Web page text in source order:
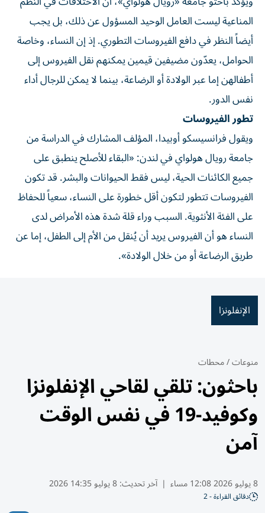
المناعية ليست العامل الوحيد المسؤول عن ذلك، بل يجب
أيضاً النظر في دافع الفيروسات التطوري. إذ إن النساء، وخاصة
الحوامل، يعدّون مضيفين قيمين يمكنهم نقل الفيروس إلى
أطفالهن إما عبر الولادة أو الرضاعة، بينما لا يمكن للرجال أداء
نفس الدور.
تطور الفيروسات
ويقول فرانسيسكو أوبيدا، المؤلف المشارك في الدراسة من
جامعة رويال هولواي في لندن: «البقاء للأصلح ينطبق على
جميع الكائنات الحية، ليس فقط الحيوانات والبشر. قد تكون
الفيروسات تتطور لتكون أقل خطورة على النساء، سعياً للحفاظ
على الفئة الأنثوية. السبب وراء قلة شدة هذه الأمراض لدى
النساء هو أن الفيروس يريد أن يُنقل من الأم إلى الطفل، إما عن
طريق الرضاعة أو من خلال الولادة».
الإنفلونزا
منوعات/محطات
باحثون: تلقي لقاحي الإنفلونزا
وكوفيد-19 في نفس الوقت
آمن
8 يوليو 2026 12:08 مساء | آخر تحديث:8 يوليو 14:35 2026
دقائق القراءة - 2